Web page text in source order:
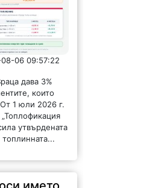
06 09:57:22
дава 3%
които
1 юли 2026 г.
утвърдената